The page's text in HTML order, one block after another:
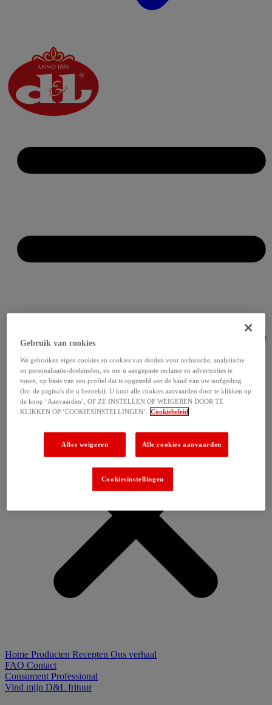
Home Producten Recepten Ons verhaal
FAQ Contact
Consument Professional
Vind mijn D&L frituur
Gebruik van cookies
We gebruiken eigen cookies en cookies van derden voor technische, analytische
en personalisatie-doeleinden, en om u aangepaste reclame en advertenties te
tonen, op basis van een profiel dat is opgesteld aan de hand van uw surfgedrag
(bv. de pagina's die u bezoekt). U kunt alle cookies aanvaarden door te klikken op
de knop ‘Aanvaarden’, OF ZE INSTELLEN OF WEIGEREN DOOR TE
KLIKKEN OP ‘COOKIESINSTELLINGEN’. Cookiebeleid
Alles weigeren Alle cookies aanvaarden
Cookiesinstellingen